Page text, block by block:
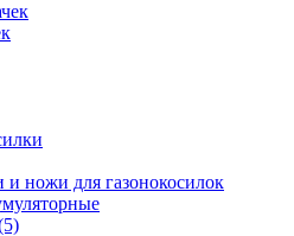
и ножи для газонокосилок